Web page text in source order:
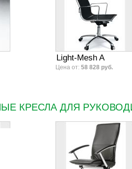
Light-Mesh A
Цена от: 58 828 руб.
КРЕСЛА ДЛЯ